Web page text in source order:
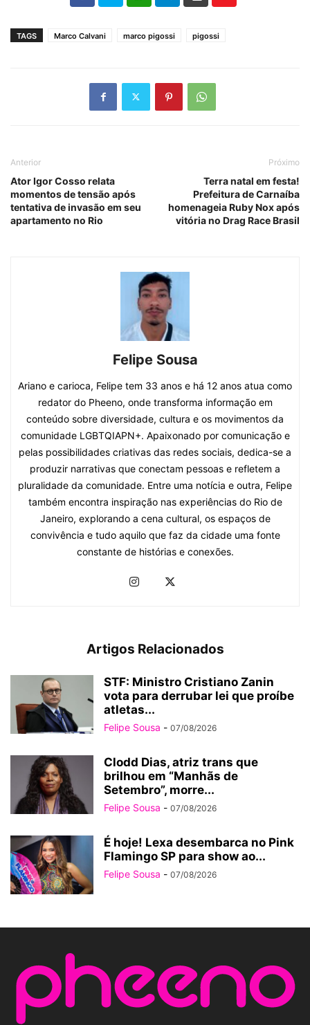
TAGS Marco Calvani marco pigossi pigossi
Anterior
Ator Igor Cosso relata
momentos de tensão após
tentativa de invasão em seu
apartamento no Rio
Próximo
Terra natal em festa!
Prefeitura de Carnaíba
homenageia Ruby Nox após
vitória no Drag Race Brasil
Felipe Sousa
Ariano e carioca, Felipe tem 33 anos e há 12 anos atua como
redator do Pheeno, onde transforma informação em
conteúdo sobre diversidade, cultura e os movimentos da
comunidade LGBTQIAPN+. Apaixonado por comunicação e
pelas possibilidades criativas das redes sociais, dedica-se a
produzir narrativas que conectam pessoas e refletem a
pluralidade da comunidade. Entre uma notícia e outra, Felipe
também encontra inspiração nas experiências do Rio de
Janeiro, explorando a cena cultural, os espaços de
convivência e tudo aquilo que faz da cidade uma fonte
constante de histórias e conexões.
Artigos Relacionados
STF: Ministro Cristiano Zanin
vota para derrubar lei que proíbe
atletas...
Felipe Sousa - 07/08/2026
Clodd Dias, atriz trans que
brilhou em “Manhãs de
Setembro”, morre...
Felipe Sousa - 07/08/2026
É hoje! Lexa desembarca no Pink
Flamingo SP para show ao...
Felipe Sousa - 07/08/2026